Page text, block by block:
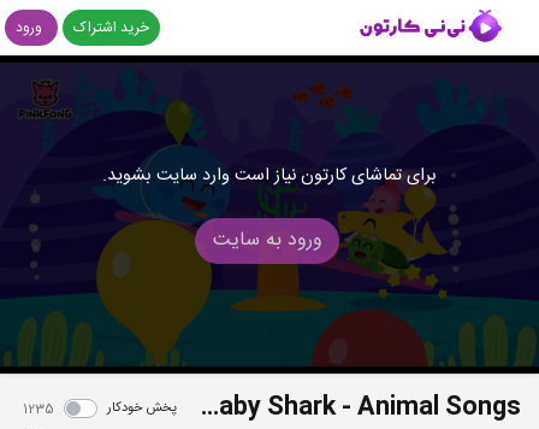
خرید اشتراک ورود
برای تماشای کارتون نیاز است وارد سایت بشوید.
ورود به سایت
Be Happy With Baby Shark - Animal Songs پخش خودکار 1235